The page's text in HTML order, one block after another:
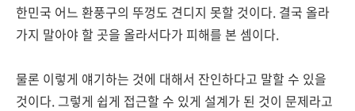
한민국 어느 환풍구의 뚜껑도 견디지 못할 것이다. 결국 올라
가지 말아야 할 곳을 올라서다가 피해를 본 셈이다.
물론 이렇게 얘기하는 것에 대해서 잔인하다고 말할 수 있을
것이다. 그렇게 쉽게 접근할 수 있게 설계가 된 것이 문제라고